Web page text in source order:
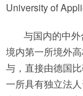
University of
与国内的中
境内第一所境外
与，直接由德国
一所具有独立法